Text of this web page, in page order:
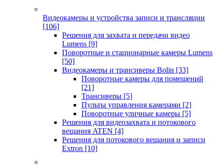
Видеокамеры и устройства записи и трансляции
[106]
Решения для захвата и передачи видео
Lumens [9]
Поворотные и стационарные камеры Lumens
[50]
Видеокамеры и трансиверы Bolin [33]
Поворотные камеры для помещений
[21]
Трансиверы [5]
Пульты управления камерами [2]
Поворотные уличные камеры [5]
Решения для видеозахвата и потокового
вещания ATEN [4]
Решения для потокового вещания и записи
Extron [10]